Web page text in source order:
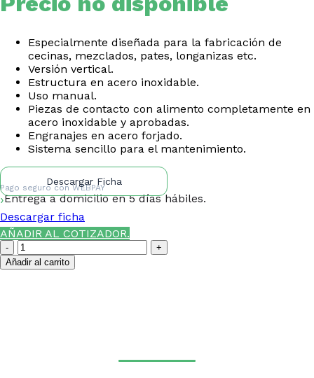
Especialmente diseñada para la fabricación de
cecinas, mezclados, pates, longanizas etc.
Versión vertical.
Estructura en acero inoxidable.
Uso manual.
Piezas de contacto con alimento completamente en
acero inoxidable y aprobadas.
Engranajes en acero forjado.
Sistema sencillo para el mantenimiento.
Descargar Ficha
Pago seguro conWEBPAY
Entrega a domicilio en 5 días hábiles.
Descargar ficha
AÑADIR AL COTIZADOR.
Embutidora
3
Litros
Añadir al carrito